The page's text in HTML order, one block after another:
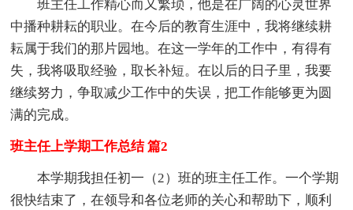
班主任工作精心而又繁琐，他是在广阔的心灵世界
中播种耕耘的职业。在今后的教育生涯中，我将继续耕
耘属于我们的那片园地。在这一学年的工作中，有得有
失，我将吸取经验，取长补短。在以后的日子里，我要
继续努力，争取减少工作中的失误，把工作能够更为圆
满的完成。
班主任上学期工作总结 篇2
本学期我担任初一（2）班的班主任工作。一个学期
很快结束了，在领导和各位老师的关心和帮助下，顺利